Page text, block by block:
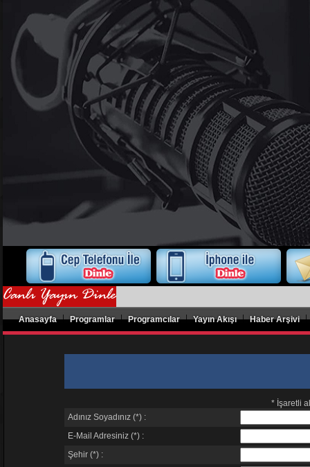
Anasayfa| Programlar| Programcılar| Yayın Akışı| Haber Arşivi|
* İşaretli
Adınız Soyadınız (*) :
E-Mail Adresiniz (*) :
Şehir (*) :